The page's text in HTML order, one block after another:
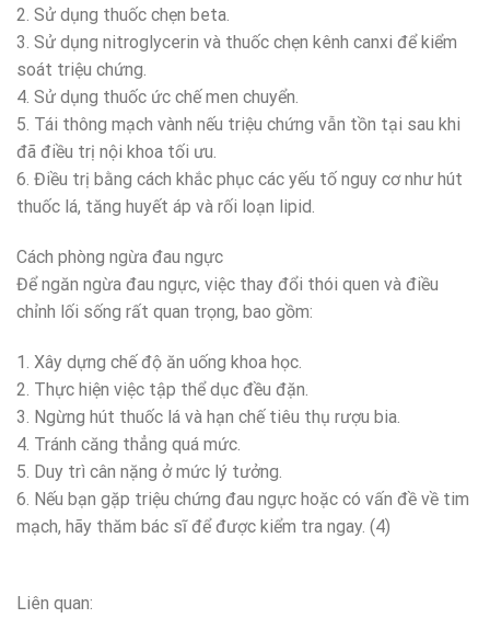
2. Sử dụng thuốc chẹn beta.
3. Sử dụng nitroglycerin và thuốc chẹn kênh canxi để kiểm
soát triệu chứng.
4. Sử dụng thuốc ức chế men chuyển.
5. Tái thông mạch vành nếu triệu chứng vẫn tồn tại sau khi
đã điều trị nội khoa tối ưu.
6. Điều trị bằng cách khắc phục các yếu tố nguy cơ như hút
thuốc lá, tăng huyết áp và rối loạn lipid.
Cách phòng ngừa đau ngực
Để ngăn ngừa đau ngực, việc thay đổi thói quen và điều
chỉnh lối sống rất quan trọng, bao gồm:
1. Xây dựng chế độ ăn uống khoa học.
2. Thực hiện việc tập thể dục đều đặn.
3. Ngừng hút thuốc lá và hạn chế tiêu thụ rượu bia.
4. Tránh căng thẳng quá mức.
5. Duy trì cân nặng ở mức lý tưởng.
6. Nếu bạn gặp triệu chứng đau ngực hoặc có vấn đề về tim
mạch, hãy thăm bác sĩ để được kiểm tra ngay. (4)
Liên quan: